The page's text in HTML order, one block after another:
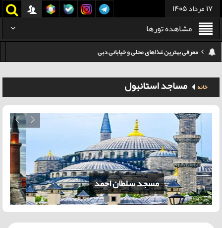
17 مرداد 1405
مشاهده تورها
معرفی بهترین غذاهای محلی و خیابانی دبی
هزینه سفر به تایلند
کدام هواپیمایی کدام ترمینال مهرآباد؟
استرداد بلیط هواپیما در شرایط جنگی
هزینه تفریحات استانبول ۲۰۲۵
سفر به ارمنستان | دیدنی‌ها و تجربیات جذاب
خانه مساجد استانبول
مسجد سلطان احمد